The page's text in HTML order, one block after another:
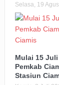
Selasa, 19
Mulai 15
Pemkab
Stasiun